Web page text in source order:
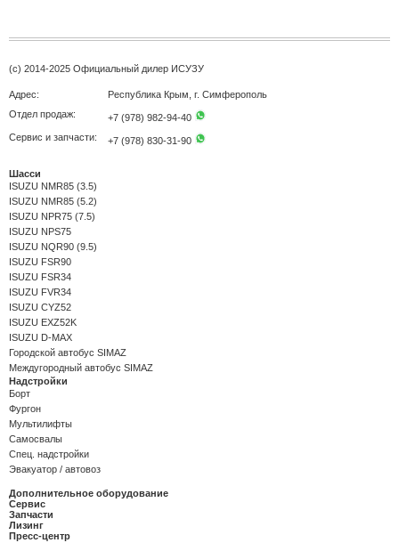
(с) 2014-2025 Официальный дилер ИСУЗУ
Адрес:
Республика Крым, г. Симферополь
Отдел продаж:
+7 (978) 982-94-40
Сервис и запчасти:
+7 (978) 830-31-90
Шасси
ISUZU NMR85 (3.5)
ISUZU NMR85 (5.2)
ISUZU NPR75 (7.5)
ISUZU NPS75
ISUZU NQR90 (9.5)
ISUZU FSR90
ISUZU FSR34
ISUZU FVR34
ISUZU CYZ52
ISUZU EXZ52K
ISUZU D-MAX
Городской автобус SIMAZ
Междугородный автобус SIMAZ
Надстройки
Борт
Фургон
Мультилифты
Самосвалы
Спец. надстройки
Эвакуатор / автовоз
Дополнительное оборудование
Сервис
Запчасти
Лизинг
Пресс-центр